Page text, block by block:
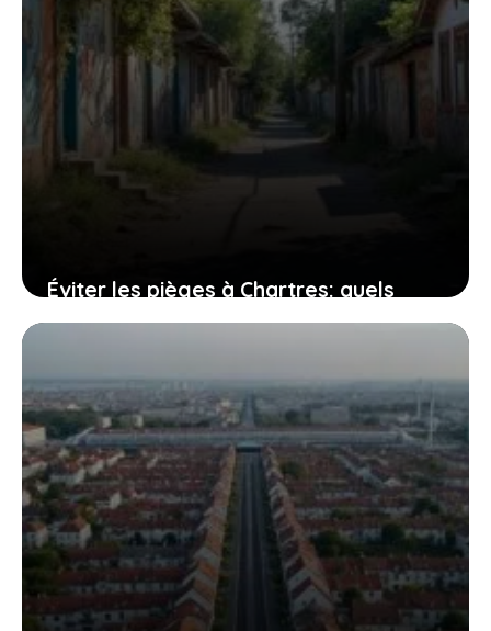
Éviter les pièges à Chartres: quels
quartiers sont à risque pour les
24 juillet 2026